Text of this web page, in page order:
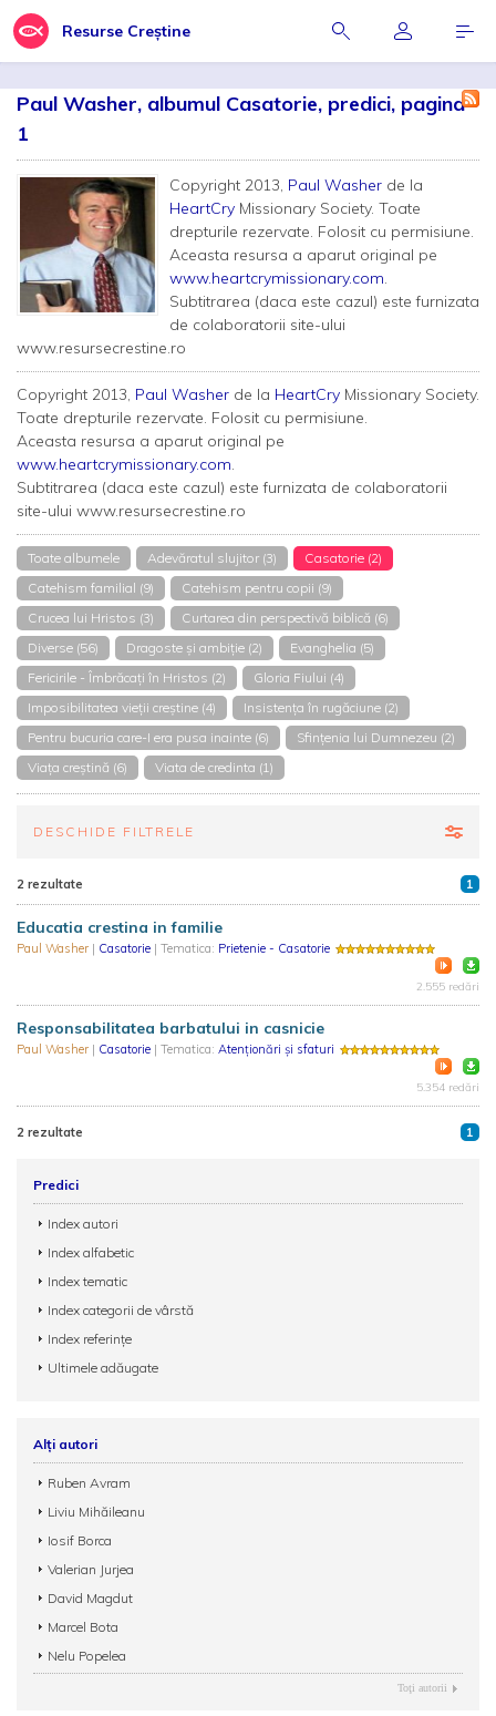
Resurse Creștine
Paul Washer, albumul Casatorie, predici, pagina
1
Copyright 2013, Paul Washer de la
HeartCry Missionary Society. Toate
drepturile rezervate. Folosit cu permisiune.
Aceasta resursa a aparut original pe
www.heartcrymissionary.com.
Subtitrarea (daca este cazul) este furnizata
de colaboratorii site-ului
www.resursecrestine.ro
Copyright 2013, Paul Washer de la HeartCry Missionary Society.
Toate drepturile rezervate. Folosit cu permisiune.
Aceasta resursa a aparut original pe
www.heartcrymissionary.com.
Subtitrarea (daca este cazul) este furnizata de colaboratorii
site-ului www.resursecrestine.ro
Toate albumele Adevăratul slujitor (3)
Casatorie (2)
Catehism familial (9)
Catehism pentru copii (9)
Crucea lui Hristos (3)
Curtarea din perspectivă biblică (6)
Diverse (56)
Dragoste și ambiție (2)
Evanghelia (5)
Fericirile - Îmbrăcați în Hristos (2)
Gloria Fiului (4)
Imposibilitatea vieții creștine (4)
Insistența în rugăciune (2)
Pentru bucuria care-I era pusa inainte (6)
Sfințenia lui Dumnezeu (2)
Viața creștină (6)
Viata de credinta (1)
DESCHIDE FILTRELE
2 rezultate 1
Educatia crestina in familie
Paul Washer | Casatorie | Tematica: Prietenie - Casatorie
2.555 redări
Responsabilitatea barbatului in casnicie
Paul Washer | Casatorie | Tematica: Atenționări și sfaturi
5.354 redări
2 rezultate 1
Predici
Index autori
Index alfabetic
Index tematic
Index categorii de vârstă
Index referințe
Ultimele adăugate
Alți autori
Ruben Avram
Liviu Mihăileanu
Iosif Borca
Valerian Jurjea
David Magdut
Marcel Bota
Nelu Popelea
Toţi autorii